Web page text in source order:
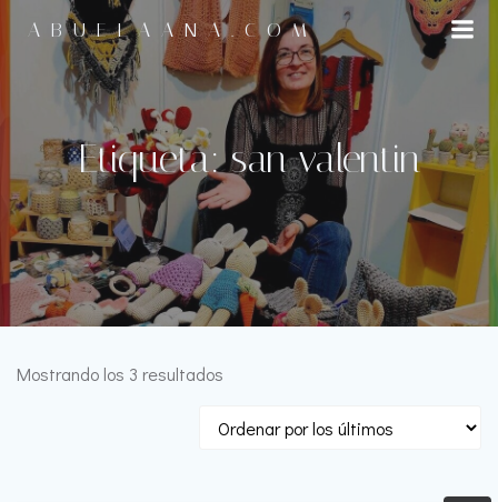
Saltar
al
contenido
ABUELAANA.COM
Etiqueta: san valentin
Mostrando los 3 resultados
los